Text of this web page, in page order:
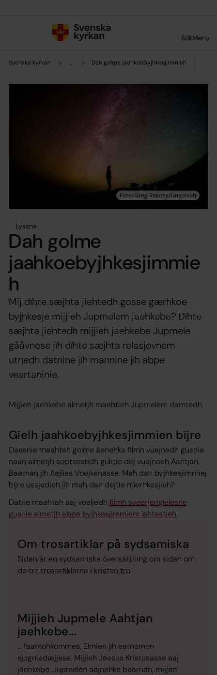
SökMeny
Svenska kyrkan ... Dah golme jaahkoebyjhkesjimmieh
Lyssna
Dah golme
jaahkoebyjhkesjimmie
h
Mij dïhte sæjhta jiehtedh gosse gærhkoe
byjhkesje mijjieh Jupmelem jaehkebe? Dïhte
sæjhta jiehtedh mijjieh jaehkebe Jupmele
gååvnese jïh dïhte sæjhta relasjovnem
utnedh datnine jïh mannine jïh abpe
veartaninie.
Mijjieh jaehkebe almetjh maehtieh Jupmelem damtedh.
Gïelh jaahkoebyjhkesjimmien bïjre
Daesnie maahtah golme åenehks filmh vuejnedh gusnie
naan almetjh soptsestidh guktie dej vuajnoeh Aahtjan,
Baarnan jïh Aejlies Voejkenasse. Mah dah byjhkesjimmiej
bïjre ussjedieh jïh mah dah dejtie mïerhkesjieh?
Datne maahtah aaj veeljedh filmh sveerjengïelesne
gusnie almetjh abpe byjhkesjimmiem lahtestieh.
Om trosartiklar på sydsamiska
Sidan är en sydsamiska översättning om sidan om
de tre trosartiklarna i kristen tro.
Mijjieh Jupmele Aahtjan
jaehkebe...
... faamohkommes, Elmien jïh eatnemen
sjugniedæjjese. Mijjieh Jeesus Kristusasse aaj
jaehkebe, Jupmelen aajnehke baarnan, mijjen